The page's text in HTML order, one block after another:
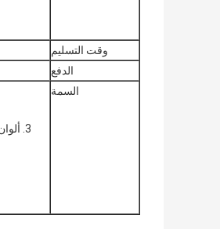
وقت التسليم
الدفع
السمة
3. ألوان مختلفة من الخشب للاختيار من بينها، اللون مطابقة مع عينة ورق البويسيك الخاص بك